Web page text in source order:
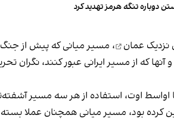
دوباره تنگه هرمز تهدید کرد
نزدیک عمان
، مسیر میانی که پیش از
که از مسیر ایرانی عبور کنند، نگران
اوت، استفاده از هر سه مسیر
مین‌های دریایی در گذرگاه سنتی تفکیک تردد که سازمان بین‌المللی دریانوردی در سال ۱۹۶۸ تعیین کرده